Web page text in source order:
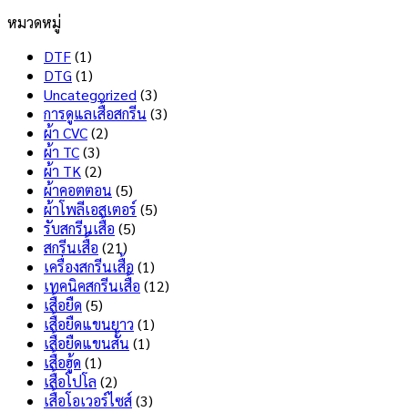
หมวดหมู่
DTF(1)
DTG (1)
Uncategorized (3)
การดูแลเสื้อสกรีน (3)
ผ้า CVC(2)
ผ้า TC(3)
ผ้า TK (2)
ผ้าคอตตอน (5)
ผ้าโพลีเอสเตอร์ (5)
รับสกรีนเสื้อ (5)
สกรีนเสื้อ (21)
เครื่องสกรีนเสื้อ (1)
เทคนิคสกรีนเสื้อ (12)
เสื้อยืด (5)
เสื้อยืดแขนยาว (1)
เสื้อยืดแขนสั้น (1)
เสื้อฮู้ด (1)
เสื้อโปโล (2)
เสื้อโอเวอร์ไซส์(3)